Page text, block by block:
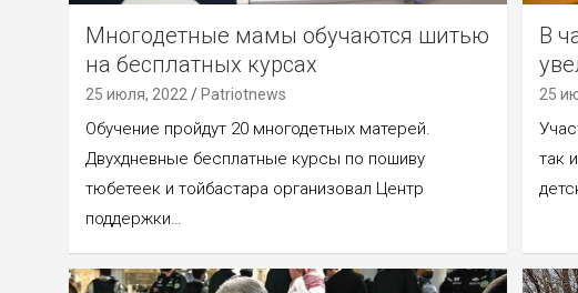
Многодетные мамы обучаются шитью
на бесплатных курсах
25 июля, 2022 Patriotnews
Обучение пройдут 20 многодетных матерей.
Двухдневные бесплатные курсы по пошиву
тюбетеек и тойбастара организовал Центр
поддержки…
В
25
так